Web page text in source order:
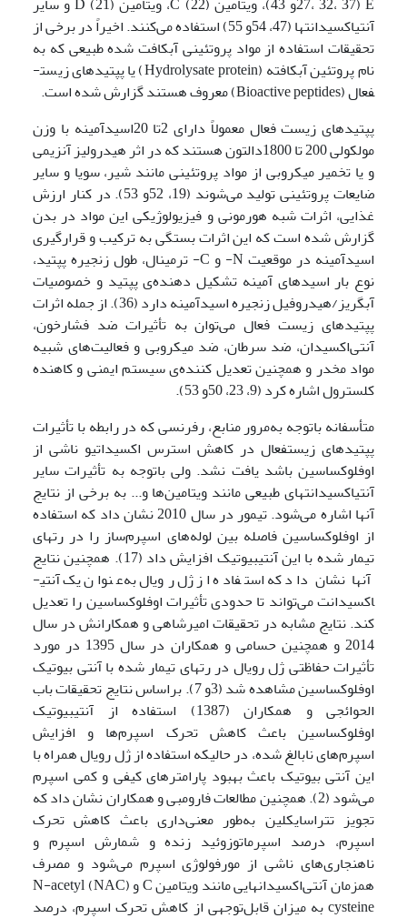
آنتی­اکسیدانت­ها (47، 54و 55) استفاده می‌کنند. اخیراً در برخی از
تحقیقات استفاده از مواد پروتئینی آبکافت شده طبیعی که به
نام پروتئین آبکافته (Hydrolysate protein) یا پپتیدهای زیست­
فعال (Bioactive peptides) معروف هستند گزارش شده است.
پپتیدهای زیست فعال معمولاً دارای 2تا 20اسیدآمینه با وزن
مولکولی 200 تا 1800دالتون هستند که در اثر هیدرولیز آنزیمی
و یا تخمیر میکروبی از مواد پروتئینی مانند شیر، سویا و سایر
ضایعات پروتئینی تولید می‌شوند (19، 52و 53). در کنار ارزش
غذایی، اثرات شبه هورمونی و فیزیولوژیکی این مواد در بدن
گزارش شده است که این اثرات بستگی به ترکیب و قرارگیری
اسیدآمینه در موقعیت N- و C- ترمینال، طول زنجیره پپتید،
نوع بار اسیدهای آمینه تشکیل دهنده‌ی پپتید و خصوصیات
آبگریز/هیدروفیل زنجیره اسیدآمینه دارد (36). از جمله اثرات
پپتیدهای زیست فعال می‌توان به تأثیرات ضد فشارخون،
آنتی‌اکسیدان، ضد سرطان، ضد میکروبی و فعالیت‌های شبیه
مواد مخدر و همچنین تعدیل کننده‌ی سیستم ایمنی و کاهنده
کلسترول اشاره کرد (9، 23، 50و 53).
متأسفانه باتوجه به‌مرور منابع، رفرنسی که در رابطه با تأثیرات
پپتیدهای زیست­فعال در کاهش استرس اکسیداتیو ناشی از
اوفلوکساسین باشد یافت نشد. ولی باتوجه به تأثیرات سایر
آنتی­اکسیدانت­های طبیعی مانند ویتامین‌ها و... به برخی از نتایج
آنها اشاره می‌شود. تیمور در سال 2010 نشان داد که استفاده
از اوفلوکساسین فاصله بین لوله‌های اسپرم‌ساز را در رت­های
تیمار شده با این آنتی­بیوتیک افزایش داد (17). همچنین نتایج
آنها نشان داد که استفاده از ژل رویال به‌عنوان یک آنتی­
اکسیدانت می‌تواند تا حدودی تأثیرات اوفلوکساسین را تعدیل
کند. نتایج مشابه در تحقیقات امیرشاهی و همکارانش در سال
2014 و همچنین حسامی و همکاران در سال 1395 در مورد
تأثیرات حفاظتی ژل رویال در رت­های تیمار شده با آنتی بیوتیک
اوفلوکساسین مشاهده شد (3و 7). براساس نتایج تحقیقات باب
الحوائجی و همکاران (1387) استفاده از آنتی­بیوتیک
اوفلوکساسین باعث کاهش تحرک اسپرم‌ها و افزایش
اسپرم‌های نابالغ شده، در حالیکه استفاده از ژل رویال همراه با
این آنتی بیوتیک باعث بهبود پارامترهای کیفی و کمی اسپرم
می‌شود (2). همچنین مطالعات فارومبی و همکاران نشان داد که
تجویز تتراسایکلین به‌طور معنی‌داری باعث کاهش تحرک
اسپرم، درصد اسپرماتوزوئید زنده و شمارش اسپرم و
ناهنجاری‌های ناشی از مورفولوژی اسپرم می‌شود و مصرف
همزمان آنتی‌اکسیدان­هایی مانند ویتامین C و (NAC) N-acetyl
cysteine به میزان قابل‌توجهی از کاهش تحرک اسپرم، درصد